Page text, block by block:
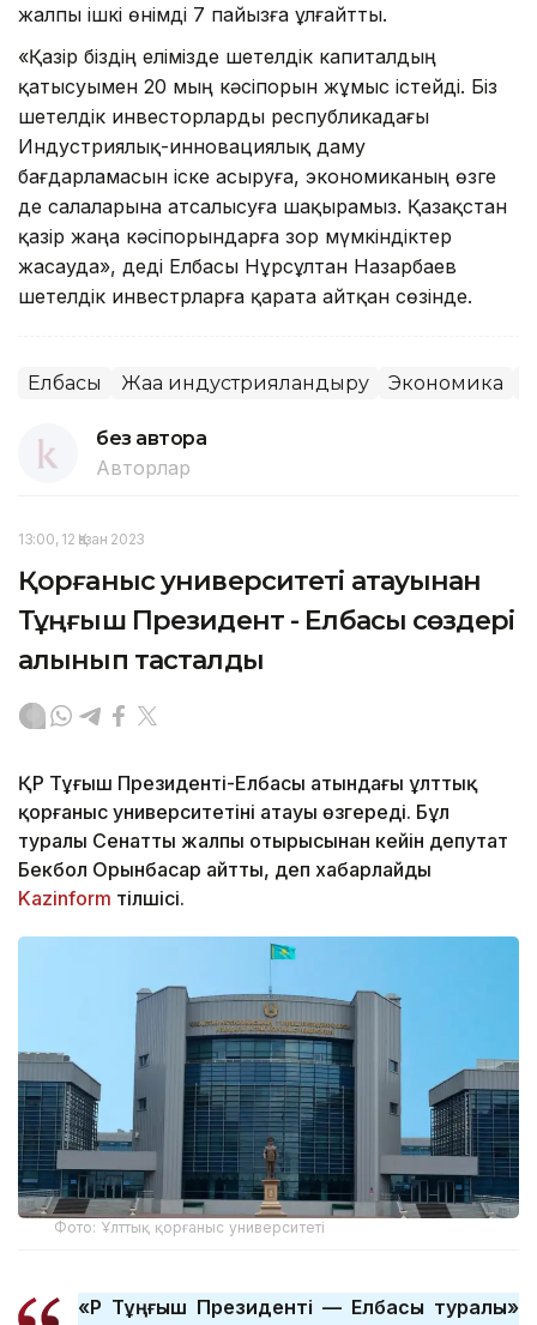
жалпы ішкі өнімді 7 пайызға ұлғайтты.
«Қазір біздің елімізде шетелдік капиталдың
қатысуымен 20 мың кәсіпорын жұмыс істейді. Біз
шетелдік инвесторларды республикадағы
Индустриялық-инновациялық даму
бағдарламасын іске асыруға, экономиканың өзге
де салаларына атсалысуға шақырамыз. Қазақстан
қазір жаңа кәсіпорындарға зор мүмкіндіктер
жасауда», деді Елбасы Нұрсұлтан Назарбаев
шетелдік инвестрларға қарата айтқан сөзінде.
Елбасы Жаңа индустрияландыру Экономика
без автора
Авторлар
13:00, 12 Қазан 2023
Қорғаныс университеті атауынан
Тұңғыш Президент - Елбасы сөздері
алынып тасталды
ҚР Тұңғыш Президенті-Елбасы атындағы ұлттық
қорғаныс университетінің атауы өзгереді. Бұл
туралы Сенаттың жалпы отырысынан кейін депутат
Бекбол Орынбасар айтты, деп хабарлайды
Kazinform тілшісі.
Фото: Ұлттық қорғаныс университеті
«ҚР Тұңғыш Президенті — Елбасы туралы»